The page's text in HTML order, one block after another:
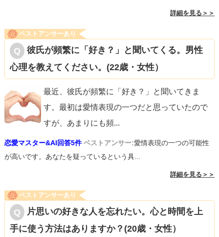
詳細を見る＞＞
ベストアンサーあり
彼氏が頻繁に「好き？」と聞いてくる。男性
心理を教えてください。(22歳・女性）
最近、彼氏が頻繁に「好き？」と聞いてきま
す。最初は愛情表現の一つだと思っていたので
すが、あまりにも頻...
恋愛マスター&AI回答5件 ベストアンサー:愛情表現の一つの可能性
が高いです。あなたを疑っているという具...
詳細を見る＞＞
ベストアンサーあり
片思いの好きな人を忘れたい。心と時間を上
手に使う方法はありますか？(20歳・女性）